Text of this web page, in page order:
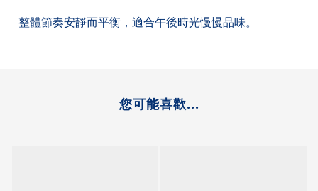
整體節奏安靜而平衡，適合午後時光慢慢品味。
您可能喜歡...